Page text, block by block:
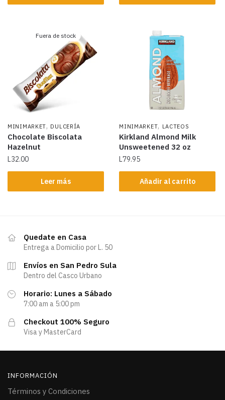
Fuera de stock
MINIMARKET, DULCERÍA
Chocolate Biscolata
Hazelnut
L32.00
Leer más
MINIMARKET, LACTEOS
Kirkland Almond Milk
Unsweetened 32 oz
L79.95
Añadir al carrito
Quedate en Casa
Entrega a Domicilio por L. 50
Envíos en San Pedro Sula
Dentro del Casco Urbano
Horario: Lunes a Sábado
7:00 am a 5:00 pm
Checkout 100% Seguro
Visa y MasterCard
INFORMACIÓN
Términos y Condiciones